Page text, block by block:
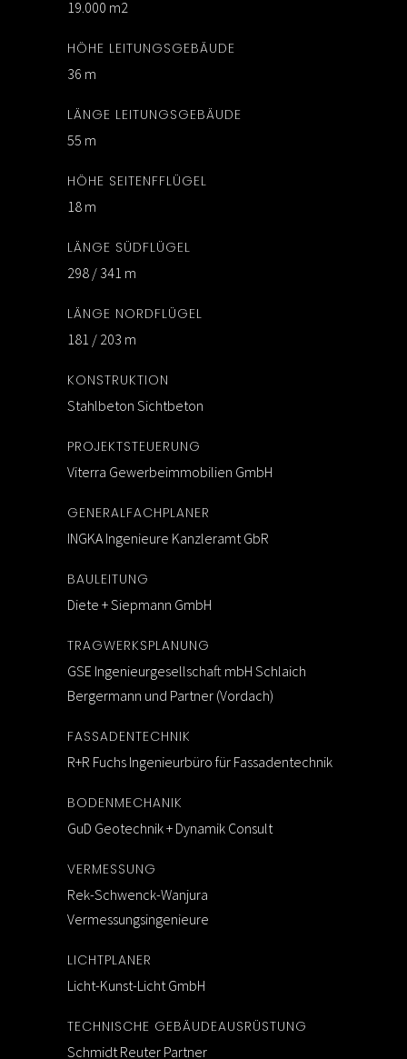
19.000 m2
HÖHE LEITUNGSGEBÄUDE
36 m
LÄNGE LEITUNGSGEBÄUDE
55 m
HÖHE SEITENFFLÜGEL
18 m
LÄNGE SÜDFLÜGEL
298 / 341 m
LÄNGE NORDFLÜGEL
181 / 203 m
KONSTRUKTION
Stahlbeton Sichtbeton
PROJEKTSTEUERUNG
Viterra Gewerbeimmobilien GmbH
GENERALFACHPLANER
INGKA Ingenieure Kanzleramt GbR
BAULEITUNG
Diete + Siepmann GmbH
TRAGWERKSPLANUNG
GSE Ingenieurgesellschaft mbH Schlaich
Bergermann und Partner (Vordach)
FASSADENTECHNIK
R+R Fuchs Ingenieurbüro für Fassadentechnik
BODENMECHANIK
GuD Geotechnik + Dynamik Consult
VERMESSUNG
Rek-Schwenck-Wanjura
Vermessungsingenieure
LICHTPLANER
Licht-Kunst-Licht GmbH
TECHNISCHE GEBÄUDEAUSRÜSTUNG
Schmidt Reuter Partner